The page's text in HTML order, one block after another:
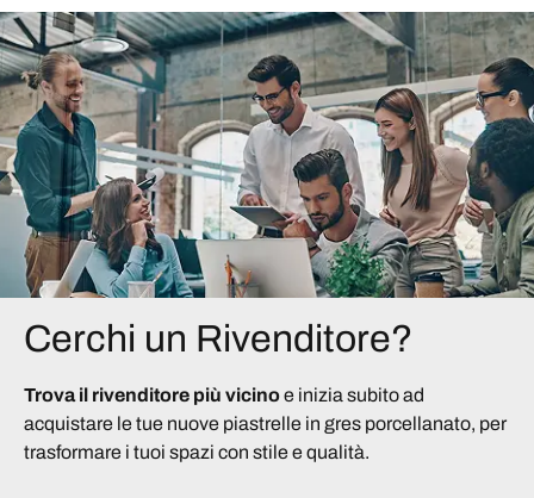
Cerchi un Rivenditore?
Trova il rivenditore più vicinoe inizia subito ad
acquistare le tue nuove piastrelle in gres porcellanato, per
trasformare i tuoi spazi con stile e qualità.